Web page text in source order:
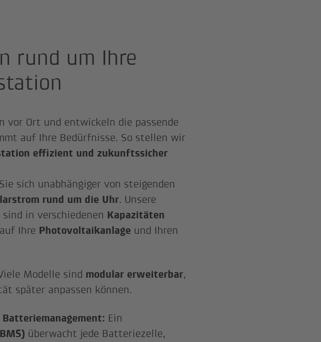
rund um Ihre
vor Ort und entwickeln die passende
auf Ihre Bedürfnisse. So stellen wir
effizient und zukunftssicher
sich unabhängiger von steigenden
rund um die Uhr. Unsere
sind in verschiedenen Kapazitäten
Ihre Photovoltaikanlage und Ihren
Modelle sind modular erweiterbar,
später anpassen können.
Ein
überwacht jede Batteriezelle,